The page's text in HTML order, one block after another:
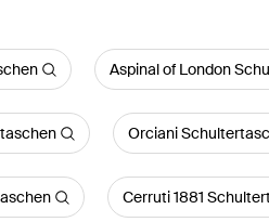
Aspinal of London
Orciani
Cerruti 1881